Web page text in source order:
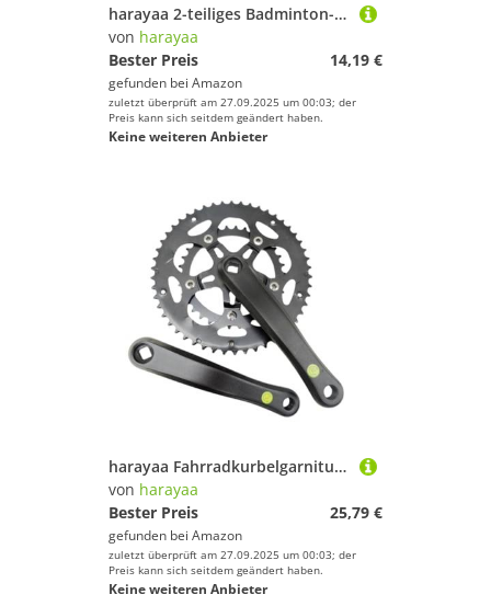
harayaa 2-teiliges Badminton-Paddel-Set für, Federball und Schläger-Set, tragbar, mit Bällen, Badminton-Schläger für im Freien, 2 Kleine Bälle
von harayaa
Bester Preis
14,19 €
gefunden bei Amazon
zuletzt überprüft am 27.09.2025 um 00:03; der
Preis kann sich seitdem geändert haben.
Keine weiteren Anbieter
harayaa Fahrradkurbelgarnitur, Fahrradkurbelarmsatz, Aluminiumlegierung, leicht, 50/34T, für Klappfahrräder
von harayaa
Bester Preis
25,79 €
gefunden bei Amazon
zuletzt überprüft am 27.09.2025 um 00:03; der
Preis kann sich seitdem geändert haben.
Keine weiteren Anbieter